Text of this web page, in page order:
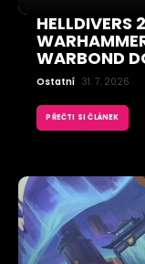
HELLDIVERS
WARBOND
Ostatní 31. 7. 2026
PŘEČTI SI ČLÁNEK